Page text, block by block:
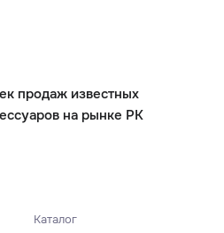
продаж известных
на рынке РК
Каталог